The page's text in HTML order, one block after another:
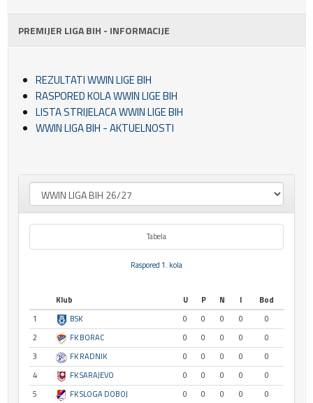
PREMIJER LIGA BIH - INFORMACIJE
REZULTATI WWIN LIGE BIH
RASPORED KOLA WWIN LIGE BIH
LISTA STRIJELACA WWIN LIGE BIH
WWIN LIGA BIH - AKTUELNOSTI
Tabela
Raspored 1. kola
Klub U P N I
Bod
1
BSK 0 0 0 0
0
2
FK BORAC 0 0 0 0
0
3
FK RADNIK 0 0 0 0
0
4
FK SARAJEVO 0 0 0 0
0
5
FK SLOGA DOBOJ 0 0 0 0
0